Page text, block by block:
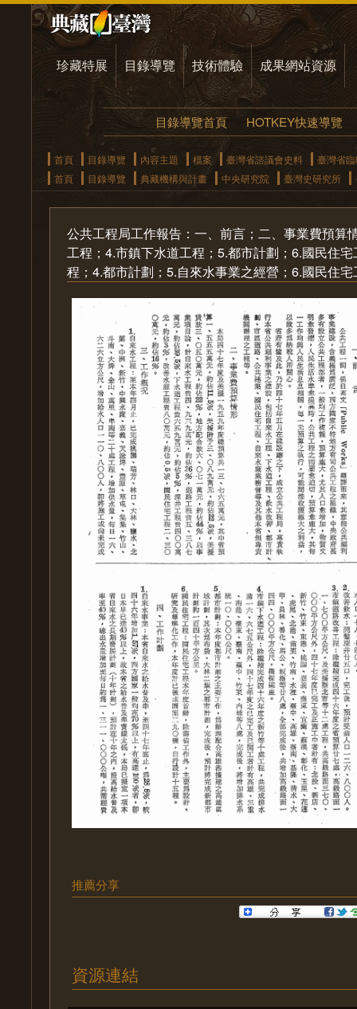
珍藏特展 目錄導覽 技術體驗 成果網站資源
目錄導覽首頁 HOTKEY快速導覽
首頁 目錄導覽 內容主題 檔案 臺灣省諮議會史料
臺灣省
首頁
目錄導覽 典藏機構與計畫 中央研究院 臺灣史研究所
公共工程局工作報告：一、前言；二、事業費預算
工程；4.市鎮下水道工程；5.都市計劃；6.國民住
程；4.都市計劃；5.自來水事業之經營；6.國民住宅
推薦分享
資源連結